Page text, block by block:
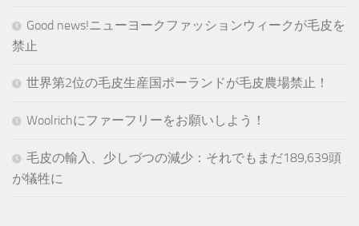
Good news!ニューヨークファッションウィークが毛皮を
禁止
世界第2位の毛皮生産国ポーランドが毛皮農場禁止！
Woolrichにファーフリーをお願いしよう！
毛皮の輸入、少しづつの減少：それでもまだ189,639頭
が犠牲に